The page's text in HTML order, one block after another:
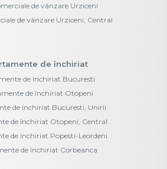
de vânzare Urziceni
de vânzare Urziceni, Central
de închiriat
de închiriat Bucuresti
de închiriat Otopeni
de închiriat Bucuresti, Unirii
de închiriat Otopeni, Central
de închiriat Popesti-Leordeni
de închiriat Corbeanca